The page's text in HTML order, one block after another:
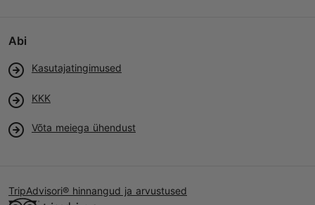
Abi
Kasutajatingimused
KKK
Võta meiega ühendust
TripAdvisori® hinnangud ja arvustused